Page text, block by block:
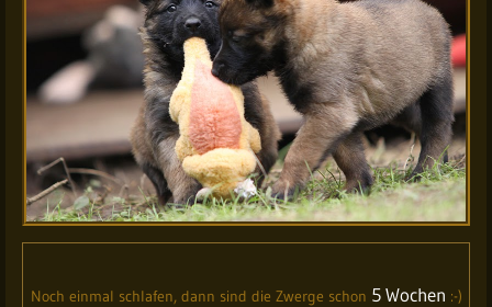
Noch einmal schlafen, dann sind die Zwerge schon 5 Wochen :-)